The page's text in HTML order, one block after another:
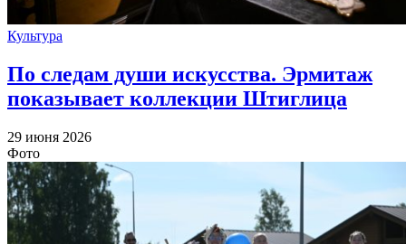
Культура
По следам души искусства. Эрмитаж
показывает коллекции Штиглица
29 июня 2026
Фото